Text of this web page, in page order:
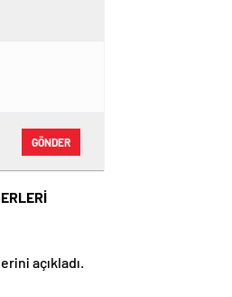
GÖNDER
açıkladı.